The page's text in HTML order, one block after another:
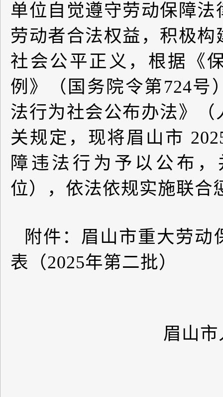
单位自觉遵守劳动保障
劳动者合法权益，积极
社会公平正义，根据《
例》（国务院令第724号
法行为社会公布办法》（
关规定，现将眉山市
障违法行为予以公布
位），依法依规实施联合
附件：眉山市重大劳
表（2025年第二批）
眉山